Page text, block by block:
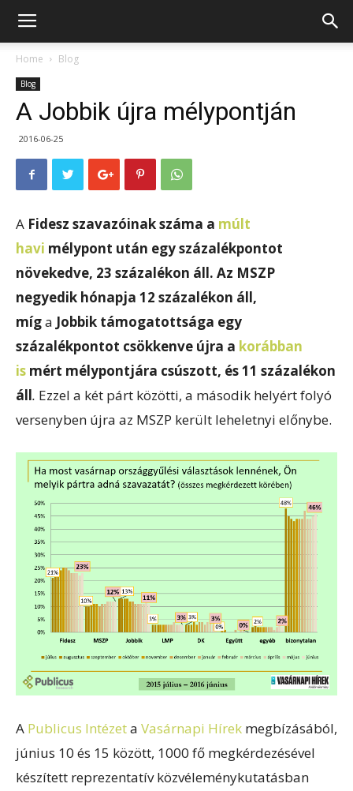
Home Blog
Blog
A Jobbik újra mélypontján
2016-06-25
A Fidesz szavazóinak száma a múlt
havi mélypont után egy százalékpontot
növekedve, 23 százalékon áll. Az MSZP
negyedik hónapja 12 százalékon áll,
míga Jobbik támogatottsága egy
százalékpontot csökkenve újra a korábban
is mért mélypontjára csúszott, és 11 százalékon
áll. Ezzel a két párt közötti, a második helyért folyó
versenyben újra az MSZP került leheletnyi előnybe.
A Publicus Intézeta Vasárnapi Hírek megbízásából,
június 10 és 15 között, 1000 fő megkérdezésével
készített reprezentatív közvéleménykutatásban